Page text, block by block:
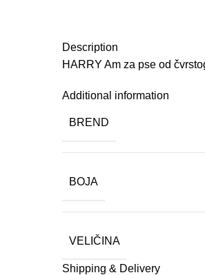
Description
HARRY Am za pse od
Additional information
BREND
BOJA
VELIČINA
Shipping & Delivery